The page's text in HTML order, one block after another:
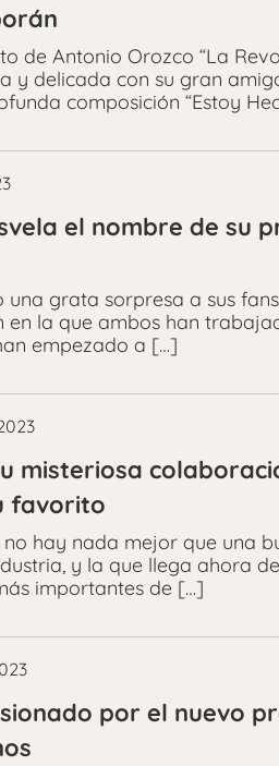
de Antonio Orozco “La
y delicada con su gran
composición “Estoy
el nombre de su
grata sorpresa a sus
la que ambos han
empezado a […]
misteriosa
favorito
hay nada mejor que una
y la que llega ahora
importantes de […]
por el nuevo